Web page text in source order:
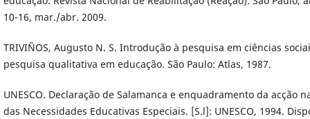
10-16, mar./abr. 2009.
TRIVIÑOS, Augusto N. S. Introdução à pesquisa em ciências
pesquisa qualitativa em educação. São Paulo: Atlas, 1987.
UNESCO. Declaração de Salamanca e enquadramento da acção
das Necessidades Educativas Especiais. [S.l]: UNESCO, 1994.